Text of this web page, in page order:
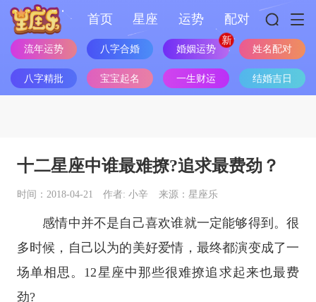
首页 星座 运势 配对
流年运势 八字合婚 婚姻运势 姓名配对
八字精批 宝宝起名 一生财运 结婚吉日
十二星座中谁最难撩?追求最费劲？
时间：2018-04-21 作者: 小辛 来源：星座乐
感情中并不是自己喜欢谁就一定能够得到。很
多时候，自己以为的美好爱情，最终都演变成了一
场单相思。 12星座中那些很难撩追求起来也最费
劲?